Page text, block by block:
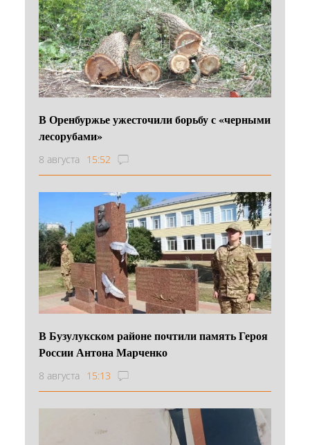
В Оренбуржье ужесточили борьбу с «черными
лесорубами»
8 августа 15:52
В Бузулукском районе почтили память Героя
России Антона Марченко
8 августа 15:13